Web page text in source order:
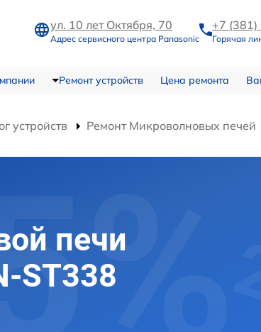
ул. 10 лет Октября, 70
Адрес сервисного центра Panasonic
+7
Горячая
Ремонт устройств Цена ремонта
устройств Ремонт Микроволновых печей
печи
ST338